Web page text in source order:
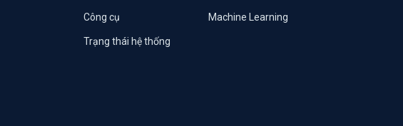
Công cụ Machine Learning
Trạng thái hệ thống